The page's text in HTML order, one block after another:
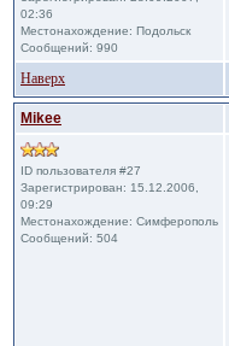
02:36
Местонахождение: Подольск
Сообщений: 990
Наверх
Mikee
ID пользователя #27
Зарегистрирован: 15.12.2006,
09:29
Местонахождение: Симферополь
Сообщений: 504